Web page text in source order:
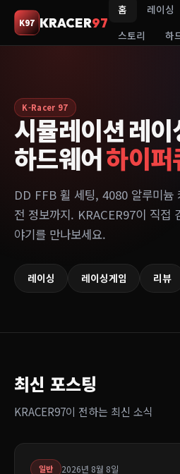
K97 KRACER97
홈 레이싱
스토리
하
K-Racer 97
시뮬레이션 레이
하드웨어 하이퍼
DD FFB 휠 세팅, 4080 알루미
전 정보까지. KRACER97이 직접
야기를 만나보세요.
레이싱 레이싱게임 리뷰
최신 포스팅
KRACER97이 전하는 최신 소식
일반 2026년 8월 8일